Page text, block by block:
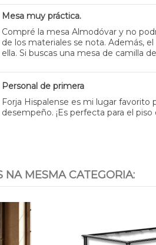
Mesa muy práctica.
Compré la mesa Almodóvar y no
de los materiales se nota. Además,
ella. Si buscas una mesa de camilla
Personal de primera
Forja Hispalense es mi lugar
desempeño. ¡Es perfecta para el
MESMA CATEGORIA: